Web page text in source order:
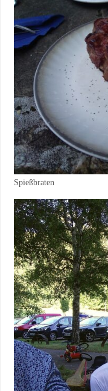
Spießbraten